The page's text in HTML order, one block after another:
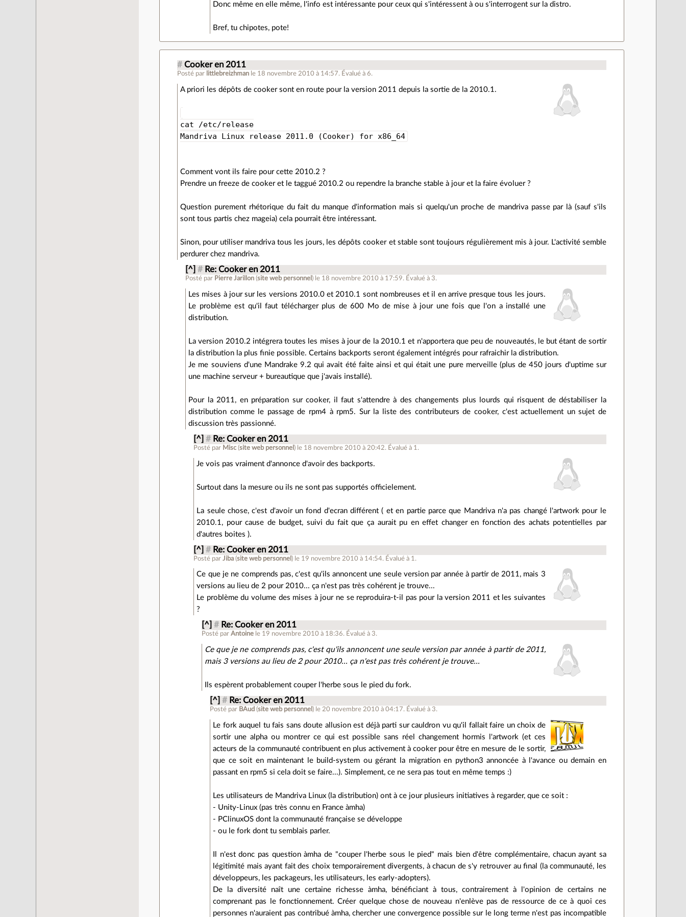
Donc même en elle même, l'info est intéressante pour ceux qui s'intéressent à ou s'interrogent sur la distro.
Bref, tu chipotes, pote!
# Cooker en 2011
Posté par littlebreizhman le 18 novembre 2010 à 14:57. Évalué à6.
A priori les dépôts de cooker sont en route pour la version 2011 depuis la sortie de la 2010.1.
cat /etc/release
Mandriva Linux release 2011.0 (Cooker) for x86_64
Comment vont ils faire pour cette 2010.2 ?
Prendre un freeze de cooker et le taggué 2010.2 ou rependre la branche stable à jour et la faire évoluer ?
Question purement rhétorique du fait du manque d'information mais si quelqu'un proche de mandriva passe par là (sauf s'ils
sont tous partis chez mageia) cela pourrait être intéressant.
Sinon, pour utiliser mandriva tous les jours, les dépôts cooker et stable sont toujours régulièrement mis à jour. L'activité semble
perdurer chez mandriva.
[^] # Re: Cooker en 2011
Posté par Pierre Jarillon (site web personnel ) le 18 novembre 2010 à 17:59. Évalué à 3.
Les mises à jour sur les versions 2010.0 et 2010.1 sont nombreuses et il en arrive presque tous les jours.
Le problème est qu'il faut télécharger plus de 600 Mo de mise à jour une fois que l'on a installé une
distribution.
La version 2010.2 intégrera toutes les mises à jour de la 2010.1 et n'apportera que peu de nouveautés, le but étant de sortir
la distribution la plus finie possible. Certains backports seront également intégrés pour rafraichir la distribution.
Je me souviens d'une Mandrake 9.2 qui avait été faite ainsi et qui était une pure merveille (plus de 450 jours d'uptime sur
une machine serveur + bureautique que j'avais installé).
Pour la 2011, en préparation sur cooker, il faut s'attendre à des changements plus lourds qui risquent de déstabiliser la
distribution comme le passage de rpm4 à rpm5. Sur la liste des contributeurs de cooker, c'est actuellement un sujet de
discussion très passionné.
[^] # Re: Cooker en 2011
Posté par Misc(site web personnel ) le 18 novembre 2010 à 20:42. Évalué à 1 .
Je vois pas vraiment d'annonce d'avoir des backports.
Surtout dans la mesure ou ils ne sont pas supportés officielement.
La seule chose, c'est d'avoir un fond d'ecran différent ( et en partie parce que Mandriva n'a pas changé l'artwork pour le
2010.1, pour cause de budget, suivi du fait que ça aurait pu en effet changer en fonction des achats potentielles par
d'autres boites ).
[^] # Re: Cooker en 2011
Posté parJiba (site web personnel ) le 19 novembre 2010 à 14:54. Évalué à 1 .
Ce que je ne comprends pas, c'est qu'ils annoncent une seule version par année à partir de 2011, mais 3
versions au lieu de 2 pour 2010... ça n'est pas très cohérent je trouve...
Le problème du volume des mises à jour ne se reproduira-t-il pas pour la version 2011 et les suivantes
?
[^] # Re: Cooker en 2011
Posté parAntoine le 19 novembre 2010 à 18:36. Évalué à 3.
Ce que je ne comprends pas, c'est qu'ils annoncent une seule version par année à partir de 2011,
mais 3 versions au lieu de 2 pour 2010... ça n'est pas très cohérent je trouve...
Ils espèrent probablement couper l'herbe sous le pied du fork.
[^] # Re: Cooker en 2011
Posté par BAud (site web personnel ) le 20 novembre 2010 à 04:17. Évalué à 3.
Le fork auquel tu fais sans doute allusion est déjà parti sur cauldron vu qu'il fallait faire un choix de
sortir une alpha ou montrer ce qui est possible sans réel changement hormis l'artwork (et ces
acteurs de la communauté contribuent en plus activement à cooker pour être en mesure de le sortir,
que ce soit en maintenant le build-system ou gérant la migration en python3 annoncée à l'avance ou demain en
passant en rpm5 si cela doit se faire...). Simplement, ce ne sera pas tout en même temps :)
Les utilisateurs de Mandriva Linux (la distribution) ont à ce jour plusieurs initiatives à regarder, que ce soit :
- Unity-Linux (pas très connu en France àmha)
- PClinuxOS dont la communauté française se développe
- ou le fork dont tu semblais parler.
Il n'est donc pas question àmha de "couper l'herbe sous le pied" mais bien d'être complémentaire, chacun ayant sa
légitimité mais ayant fait des choix temporairement divergents, à chacun de s'y retrouver au final (la communauté, les
développeurs, les packageurs, les utilisateurs, les early-adopters).
De la diversité naît une certaine richesse àmha, bénéficiant à tous, contrairement à l'opinion de certains ne
comprenant pas le fonctionnement. Créer quelque chose de nouveau n'enlève pas de ressource de ce à quoi ces
personnes n'auraient pas contribué àmha, chercher une convergence possible sur le long terme n'est pas incompatible